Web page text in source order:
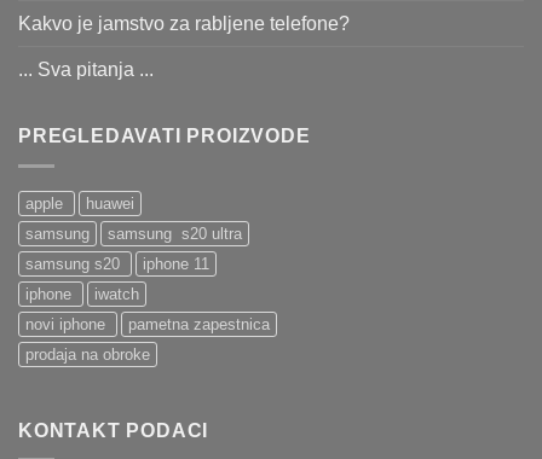
Kakvo je jamstvo za rabljene telefone?
... Sva pitanja ...
PREGLEDAVATI PROIZVODE
apple
huawei
samsung
samsung s20 ultra
samsung s20
iphone 11
iphone
iwatch
novi iphone
pametna zapestnica
prodaja na obroke
KONTAKT PODACI